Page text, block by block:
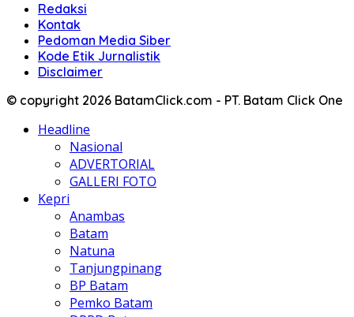
Redaksi
Kontak
Pedoman Media Siber
Kode Etik Jurnalistik
Disclaimer
© copyright 2026 BatamClick.com - PT. Batam Click One
Headline
Nasional
ADVERTORIAL
GALLERI FOTO
Kepri
Anambas
Batam
Natuna
Tanjungpinang
BP Batam
Pemko Batam